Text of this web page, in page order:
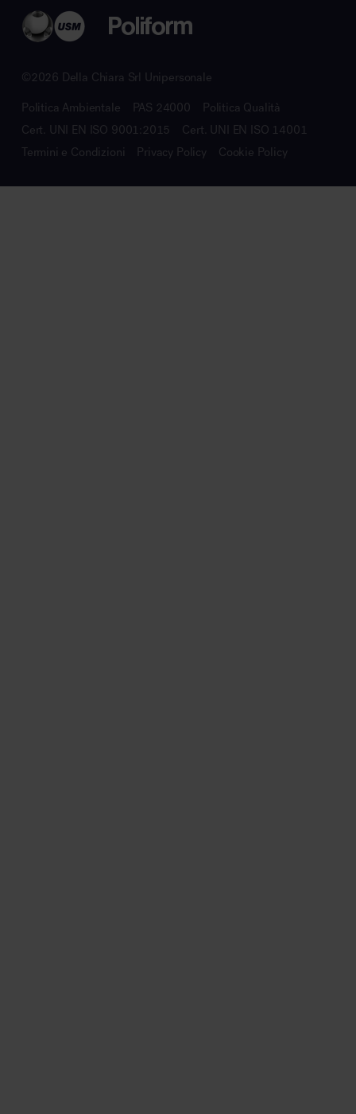
©2026 Della Chiara Srl Unipersonale
Politica Ambientale PAS 24000
Politica Qualità
Cert. UNI EN ISO 9001:2015
Cert. UNI EN ISO 14001
Termini e Condizioni
Privacy Policy Cookie Policy